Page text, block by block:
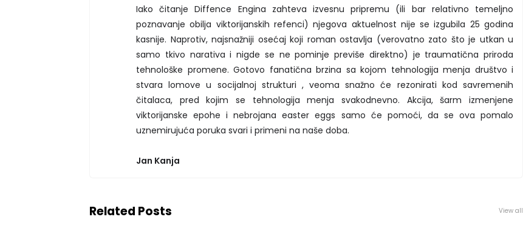
Iako čitanje Diffence Engina zahteva izvesnu pripremu (ili bar relativno temeljno
poznavanje obilja viktorijanskih refenci) njegova aktuelnost nije se izgubila 25 godina
kasnije. Naprotiv, najsnažniji osećaj koji roman ostavlja (verovatno zato što je utkan u
samo tkivo narativa i nigde se ne pominje previše direktno) je traumatična priroda
tehnološke promene. Gotovo fanatična brzina sa kojom tehnologija menja društvo i
stvara lomove u socijalnoj strukturi , veoma snažno će rezonirati kod savremenih
čitalaca, pred kojim se tehnologija menja svakodnevno. Akcija, šarm izmenjene
viktorijanske epohe i nebrojana easter eggs samo će pomoći, da se ova pomalo
uznemirujuća poruka svari i primeni na naše doba.
Jan Kanja
Related Posts View all